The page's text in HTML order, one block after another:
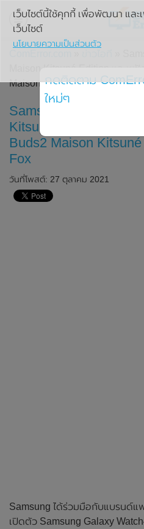
»
Maison Kitsuné Edition และหูฟั
Maison Kitsuné Edition เอาใจส
Samsung เปิดตัว
Kitsuné Edition และหูฟั
Buds2 Maison Kitsuné
Fox
วันที่โพสต์: 27 ตุลาคม 2021
Samsung ได้ร่วมมือกับแบรนด์แ
เปิดตัว Samsung Galaxy
เว็บไซต์นี้ใช้คุกกี้ เพื่อพัฒนา และ
เว็บไซต์
นโยบายความเป็นส่วนตัว
กดติดตาม
ใหม่ๆ